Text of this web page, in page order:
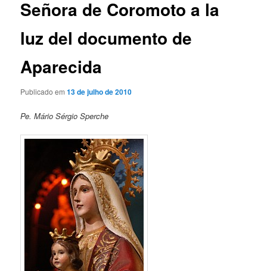
Señora de Coromoto a la
luz del documento de
Aparecida
Publicado em13 de julho de 2010
Pe. Mário Sérgio Sperche